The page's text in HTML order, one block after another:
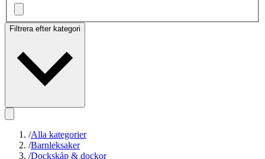
Filtrera efter kategori
/Alla kategorier
/Barnleksaker
/Dockskåp & dockor